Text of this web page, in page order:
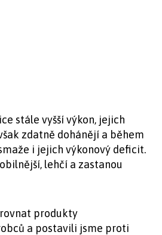
stále vyšší výkon, jejich
zdatně dohánějí a během
i jejich výkonový deficit.
lehčí a zastanou
produkty
a postavili jsme proti